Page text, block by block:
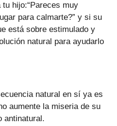
hijo:“Pareces muy
para calmarte?” y si su
está sobre estimulado y
natural para ayudarlo
natural en sí ya es
aumente la miseria de su
antinatural.